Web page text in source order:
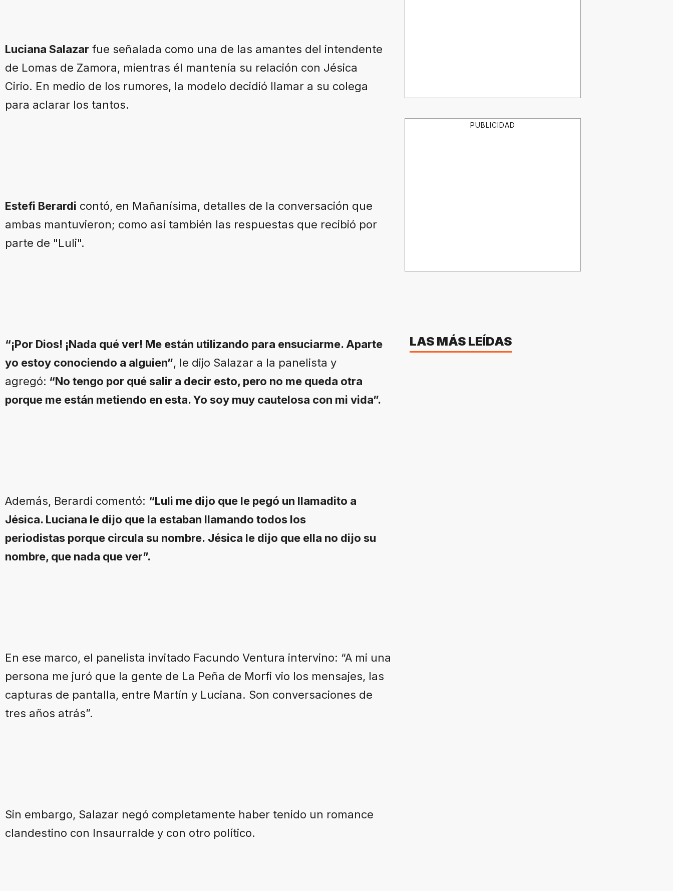
Luciana Salazar fue señalada como una de las amantes del intendente
de Lomas de Zamora, mientras él mantenía su relación con Jésica
Cirio. En medio de los rumores, la modelo decidió llamar a su colega
para aclarar los tantos.
Estefi Berardi contó, en Mañanísima, detalles de la conversación que
ambas mantuvieron; como así también las respuestas que recibió por
parte de "Luli".
“¡Por Dios! ¡Nada qué ver! Me están utilizando para ensuciarme. Aparte
yo estoy conociendo a alguien”, le dijo Salazar a la panelista y
agregó: “No tengo por qué salir a decir esto, pero no me queda otra
porque me están metiendo en esta. Yo soy muy cautelosa con mi vida”.
Además, Berardi comentó: “Luli me dijo que le pegó un llamadito a
Jésica. Luciana le dijo que la estaban llamando todos los
periodistas porque circula su nombre. Jésica le dijo que ella no dijo su
nombre, que nada que ver”.
En ese marco, el panelista invitado Facundo Ventura intervino: “A mi una
persona me juró que la gente de La Peña de Morfi vio los mensajes, las
capturas de pantalla, entre Martín y Luciana. Son conversaciones de
tres años atrás”.
Sin embargo, Salazar negó completamente haber tenido un romance
clandestino con Insaurralde y con otro político.
PUBLICIDAD
LAS MÁS LEÍDAS